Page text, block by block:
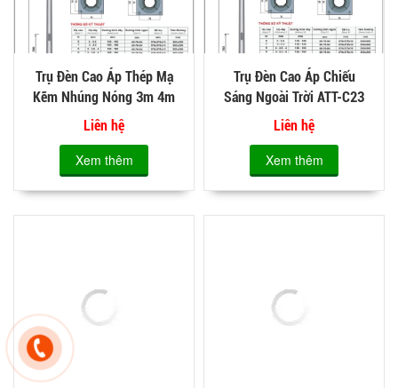
Trụ Đèn Cao Áp Thép Mạ
Kẽm Nhúng Nóng 3m 4m
5m 6m 7m 8m ATT-C17
Liên hệ
Xem thêm
Trụ Đèn Cao Áp Chiếu
Sáng Ngoài Trời ATT-C23
Liên hệ
Xem thêm